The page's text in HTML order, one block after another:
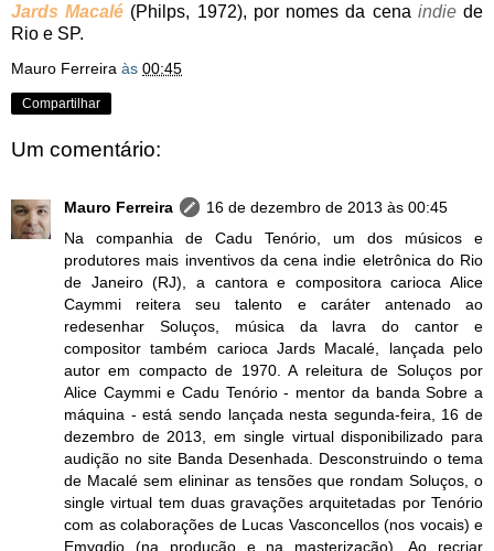
Jards Macalé (Philps, 1972), por nomes da cena indiede
Rio e SP.
Mauro Ferreira às 00:45
Compartilhar
Um comentário:
Mauro Ferreira
16 de dezembro de 2013 às 00:45
Na companhia de Cadu Tenório, um dos músicos e
produtores mais inventivos da cena indie eletrônica do Rio
de Janeiro (RJ), a cantora e compositora carioca Alice
Caymmi reitera seu talento e caráter antenado ao
redesenhar Soluços, música da lavra do cantor e
compositor também carioca Jards Macalé, lançada pelo
autor em compacto de 1970. A releitura de Soluços por
Alice Caymmi e Cadu Tenório - mentor da banda Sobre a
máquina - está sendo lançada nesta segunda-feira, 16 de
dezembro de 2013, em single virtual disponibilizado para
audição no site Banda Desenhada. Desconstruindo o tema
de Macalé sem elininar as tensões que rondam Soluços, o
single virtual tem duas gravações arquitetadas por Tenório
com as colaborações de Lucas Vasconcellos (nos vocais) e
Emygdio (na produção e na masterização). Ao recriar